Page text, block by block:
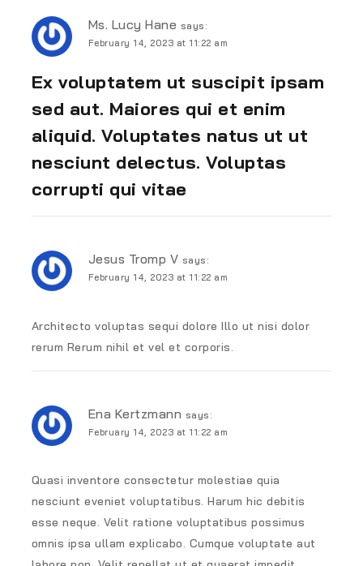
Ms. Lucy Hane says:
February 14, 2023 at 11:22 am
Ex voluptatem ut suscipit ipsam
sed aut. Maiores qui et enim
aliquid. Voluptates natus ut ut
nesciunt delectus. Voluptas
corrupti qui vitae
Jesus Tromp V says:
February 14, 2023 at 11:22 am
Architecto voluptas sequi dolore Illo ut nisi dolor
rerum Rerum nihil et vel et corporis.
Ena Kertzmann says:
February 14, 2023 at 11:22 am
Quasi inventore consectetur molestiae quia
nesciunt eveniet voluptatibus. Harum hic debitis
esse neque. Velit ratione voluptatibus possimus
omnis ipsa ullam explicabo. Cumque voluptate aut